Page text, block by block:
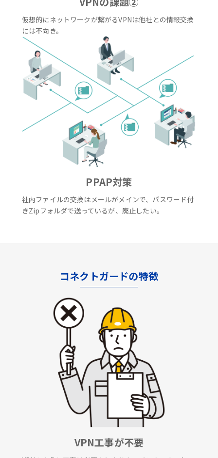
仮想的にネットワークが繋がるVPNは他社との情報交換
には不向き。
PPAP対策
社内ファイルの交換はメールがメインで、パスワード付
きZipフォルダで送っているが、廃止したい。
コネクトガードの特徴
VPN工事が不要